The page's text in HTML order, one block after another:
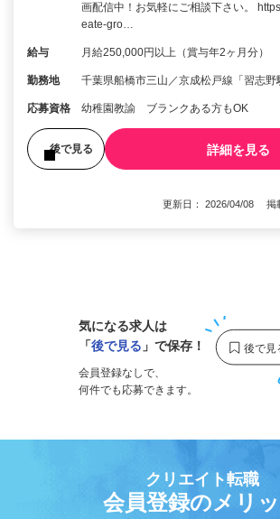
画配信中！お気軽にご相談下さい。
eate-gro…
給与 月給250,000円以上（賞与年2ヶ月分）
勤務地 千葉県船橋市三山／京成松戸線「習志
応募資格 幼稚園教諭 ブランクある方もOK
後で見る 詳細を見る
更新日： 2026/04/08 掲
気になる求人は
「後で見る 」で保存！
会員登録なしで、
何件でも応募できます。
クリエイト転職
会員登録のメリ